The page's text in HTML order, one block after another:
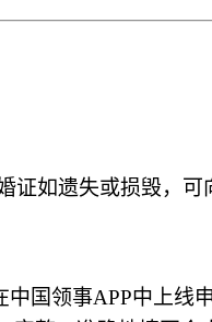
证如遗失或损毁，可
中国领事APP中上线